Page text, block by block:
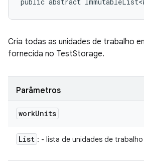
Cria todas as unidades de trabalho
fornecida no TestStorage.
Parâmetros
workUnits
List : - lista de unidades de trabalho